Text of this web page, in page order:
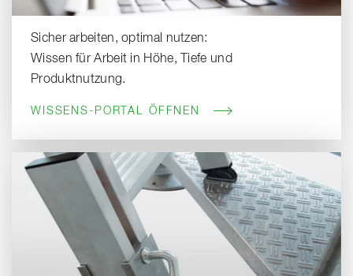
Sicher arbeiten, optimal nutzen:
Wissen für Arbeit in Höhe, Tiefe und
Produktnutzung.
WISSENS-PORTAL ÖFFNEN